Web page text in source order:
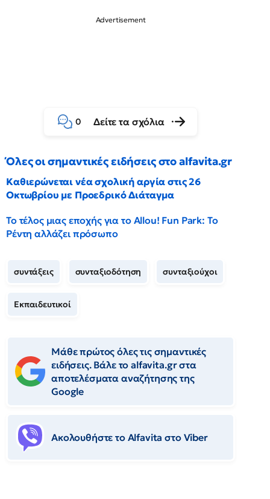
0 Δείτε τα σχόλια
Όλες οι σημαντικές ειδήσεις στο alfavita.gr
Καθιερώνεται νέα σχολική αργία στις 26
Οκτωβρίου με Προεδρικό Διάταγμα
Το τέλος μιας εποχής για το Allou! Fun Park: Το
Ρέντη αλλάζει πρόσωπο
συντάξεις συνταξιοδότηση συνταξιούχοι
Εκπαιδευτικοί
Μάθε πρώτος όλες τις σημαντικές
ειδήσεις. Βάλε το alfavita.gr στα
αποτελέσματα αναζήτησης της
Google
Ακολουθήστε το Αlfavita στο Viber